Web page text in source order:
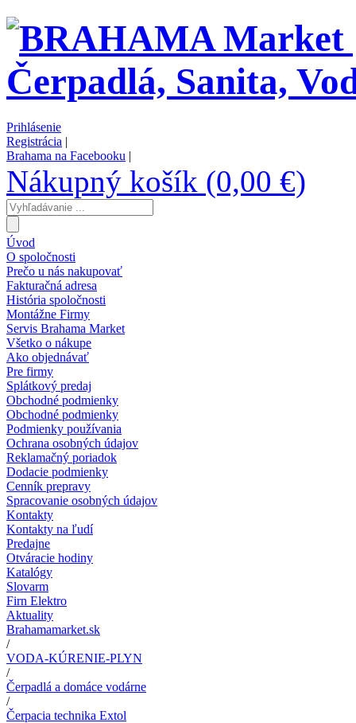
Prihlásenie
Registrácia |
Brahama na Facebooku |
Nákupný košík (0,00 €)
Úvod
O spoločnosti
Prečo u nás nakupovať
Fakturačná adresa
História spoločnosti
Montážne Firmy
Servis Brahama Market
Všetko o nákupe
Ako objednávať
Pre firmy
Splátkový predaj
Obchodné podmienky
Obchodné podmienky
Podmienky používania
Ochrana osobných údajov
Reklamačný poriadok
Dodacie podmienky
Cenník prepravy
Spracovanie osobných údajov
Kontakty
Kontakty na ľudí
Predajne
Otváracie hodiny
Katalógy
Slovarm
Firn Elektro
Aktuality
Brahamamarket.sk
/
VODA-KÚRENIE-PLYN
/
Čerpadlá a domáce vodárne
/
Čerpacia technika Extol